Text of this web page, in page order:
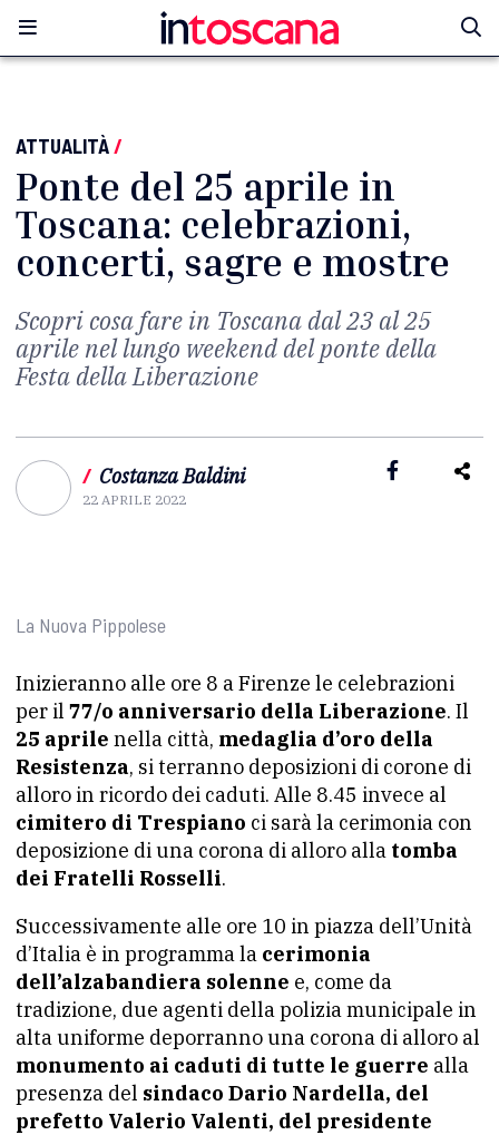
ATTUALITÀ/
Ponte del 25 aprile in
Toscana: celebrazioni,
concerti, sagre e mostre
Scopri cosa fare in Toscana dal 23 al 25
aprile nel lungo weekend del ponte della
Festa della Liberazione
/ Costanza Baldini
22 APRILE 2022
La Nuova Pippolese
Inizieranno alle ore 8 a Firenze le celebrazioni
per il 77/o anniversario della Liberazione. Il
25 aprile nella città, medaglia d’oro della
Resistenza, si terranno deposizioni di corone di
alloro in ricordo dei caduti. Alle 8.45 invece al
cimitero di Trespiano ci sarà la cerimonia con
deposizione di una corona di alloro alla tomba
dei Fratelli Rosselli.
Successivamente alle ore 10 in piazza dell’Unità
d’Italia è in programma la cerimonia
dell’alzabandiera solenne e, come da
tradizione, due agenti della polizia municipale in
alta uniforme deporranno una corona di alloro al
monumento ai caduti di tutte le guerre alla
presenza del sindaco Dario Nardella, del
prefetto Valerio Valenti, del presidente